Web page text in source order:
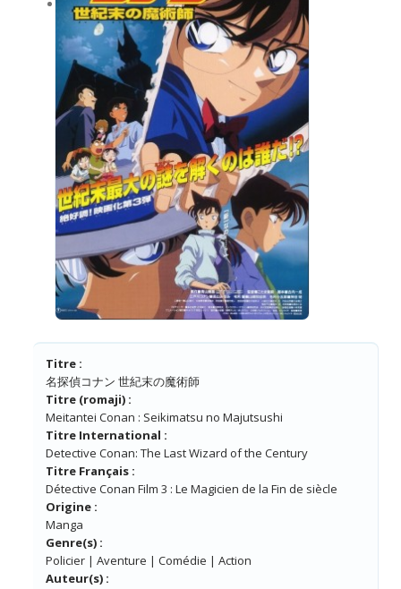
Titre :
名探偵コナン 世紀末の魔術師
Titre (romaji) :
Meitantei Conan : Seikimatsu no Majutsushi
Titre International :
Detective Conan: The Last Wizard of the Century
Titre Français :
Détective Conan Film 3 : Le Magicien de la Fin de siècle
Origine :
Manga
Genre(s) :
Policier | Aventure | Comédie | Action
Auteur(s) :